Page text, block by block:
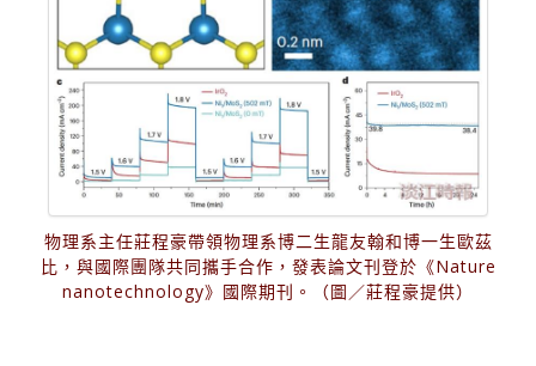
物理系主任莊程豪帶領物理系博二生龍友翰和博一生歐茲
比，與國際團隊共同攜手合作，發表論文刊登於《Nature
nanotechnology》國際期刊。（圖／莊程豪提供）